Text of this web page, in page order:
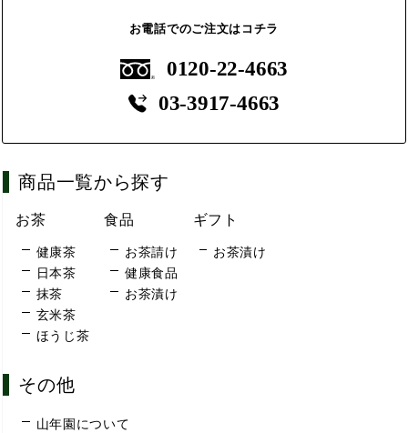
お電話でのご注文はコチラ
0120-22-4663
03-3917-4663
商品一覧から探す
お茶
健康茶
日本茶
抹茶
玄米茶
ほうじ茶
食品
お茶請け
健康食品
お茶漬け
ギフト
お茶漬け
その他
山年園について